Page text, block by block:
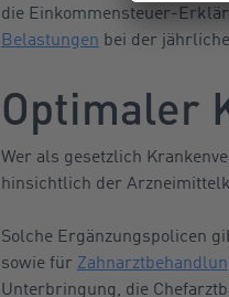
die Einkommensteuer-
Belastungen bei der
Optimaler
Wer als gesetzlich
hinsichtlich der
Solche Ergänzungspolicen
sowie für
Unterbringung, die